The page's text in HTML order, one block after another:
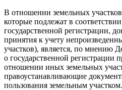
В отношении земельных
которые подлежат в
государственной регистрации,
принятия к учету
участков), является, по мнению
о государственной регистрации
отношении иных земельных
правоустанавливающие
пользования земельным участком.